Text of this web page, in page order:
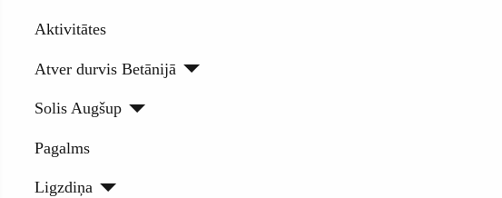
Aktivitātes
Atver durvis Betānijā
Solis Augšup
Pagalms
Ligzdiņa